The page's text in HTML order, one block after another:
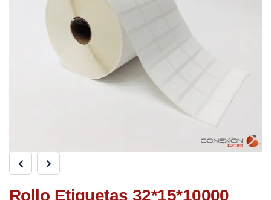
Rollo Etiquetas 32*15*10000